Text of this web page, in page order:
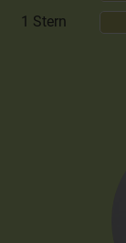
1 Stern